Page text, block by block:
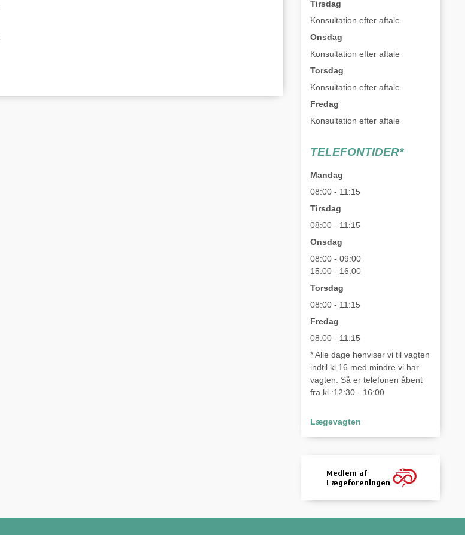
Tirsdag
Konsultation efter aftale
Onsdag
Konsultation efter aftale
Torsdag
Konsultation efter aftale
Fredag
Konsultation efter aftale
TELEFONTIDER*
Mandag
08:00 - 11:15
Tirsdag
08:00 - 11:15
Onsdag
08:00 - 09:00
15:00 - 16:00
Torsdag
08:00 - 11:15
Fredag
08:00 - 11:15
* Alle dage henviser vi til vagten
indtil kl.16 med mindre vi har
vagten. Så er telefonen åbent
fra kl.:12:30 - 16:00
Lægevagten